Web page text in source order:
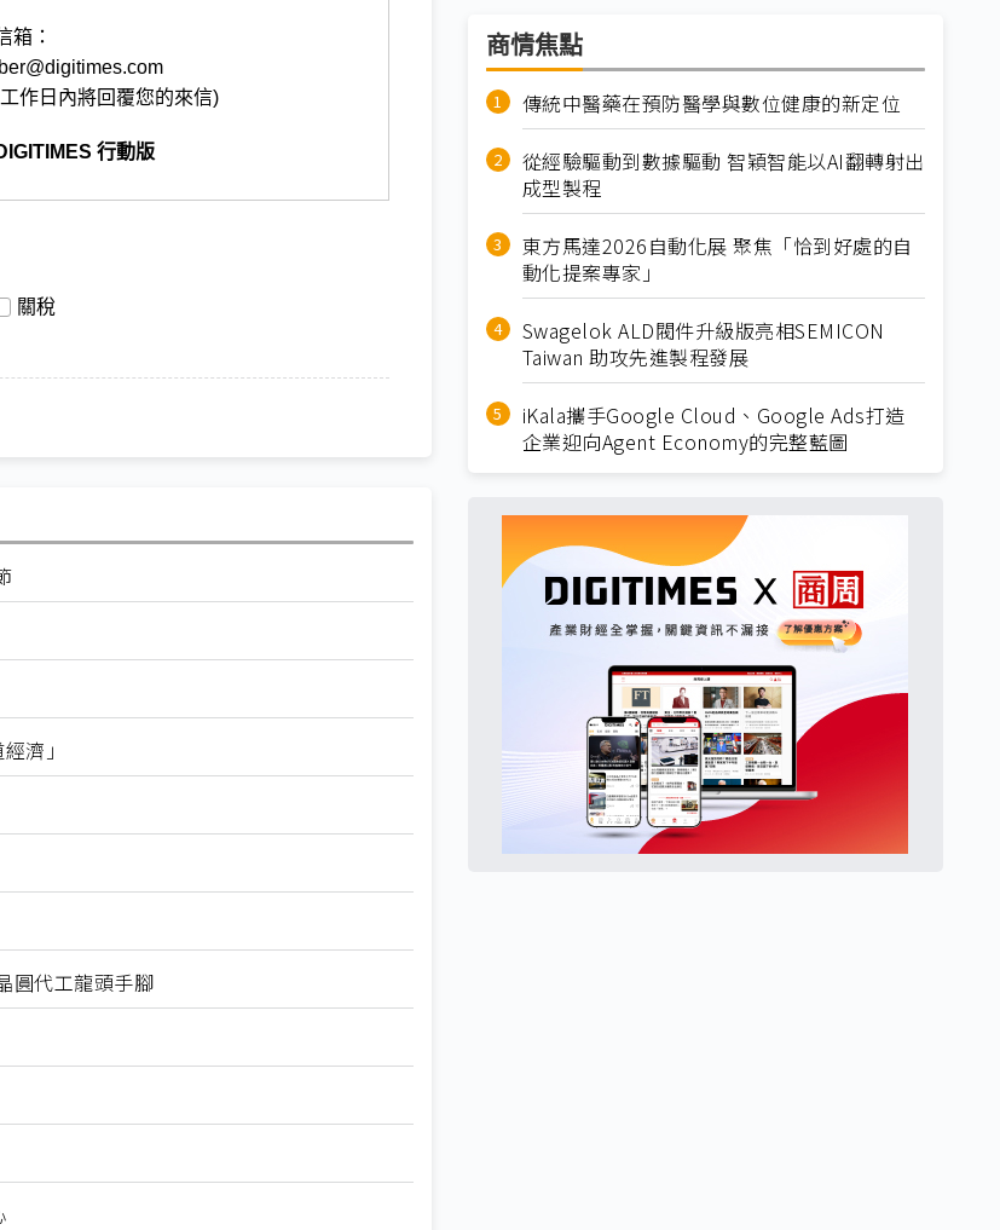
箱：
作日內將回覆您的來信)
行動版
關稅
濟」
圓代工龍頭手腳
商情焦點
傳統中醫藥在預防醫學與數位健康的新定位
從經驗驅動到數據驅動 智穎智能以AI翻轉射出
成型製程
東方馬達2026自動化展 聚焦「恰到好處的自
動化提案專家」
Swagelok ALD閥件升級版亮相SEMICON
Taiwan 助攻先進製程發展
iKala攜手Google Cloud、Google Ads打造
企業迎向Agent Economy的完整藍圖